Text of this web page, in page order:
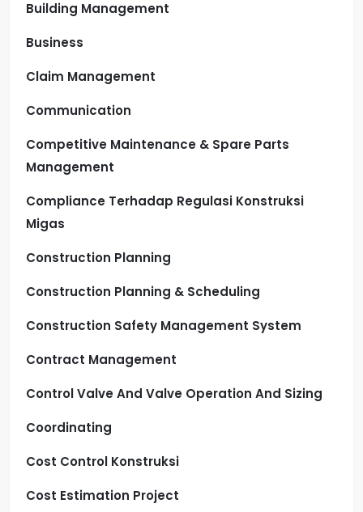
Building Management
Business
Claim Management
Communication
Competitive Maintenance & Spare Parts
Management
Compliance Terhadap Regulasi Konstruksi
Migas
Construction Planning
Construction Planning & Scheduling
Construction Safety Management System
Contract Management
Control Valve And Valve Operation And Sizing
Coordinating
Cost Control Konstruksi
Cost Estimation Project